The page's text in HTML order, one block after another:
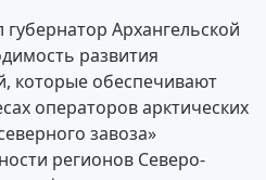
губернатор Архангельской
развития
которые обеспечивают
операторов арктических
завоза»
регионов Северо-